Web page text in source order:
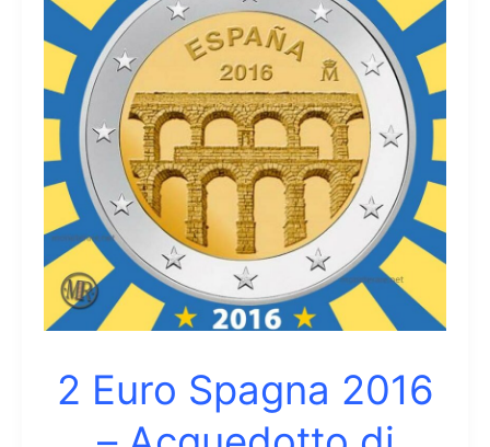
Chiesa
Santa
Maria
del
Naranco
2 Euro Spagna 2016